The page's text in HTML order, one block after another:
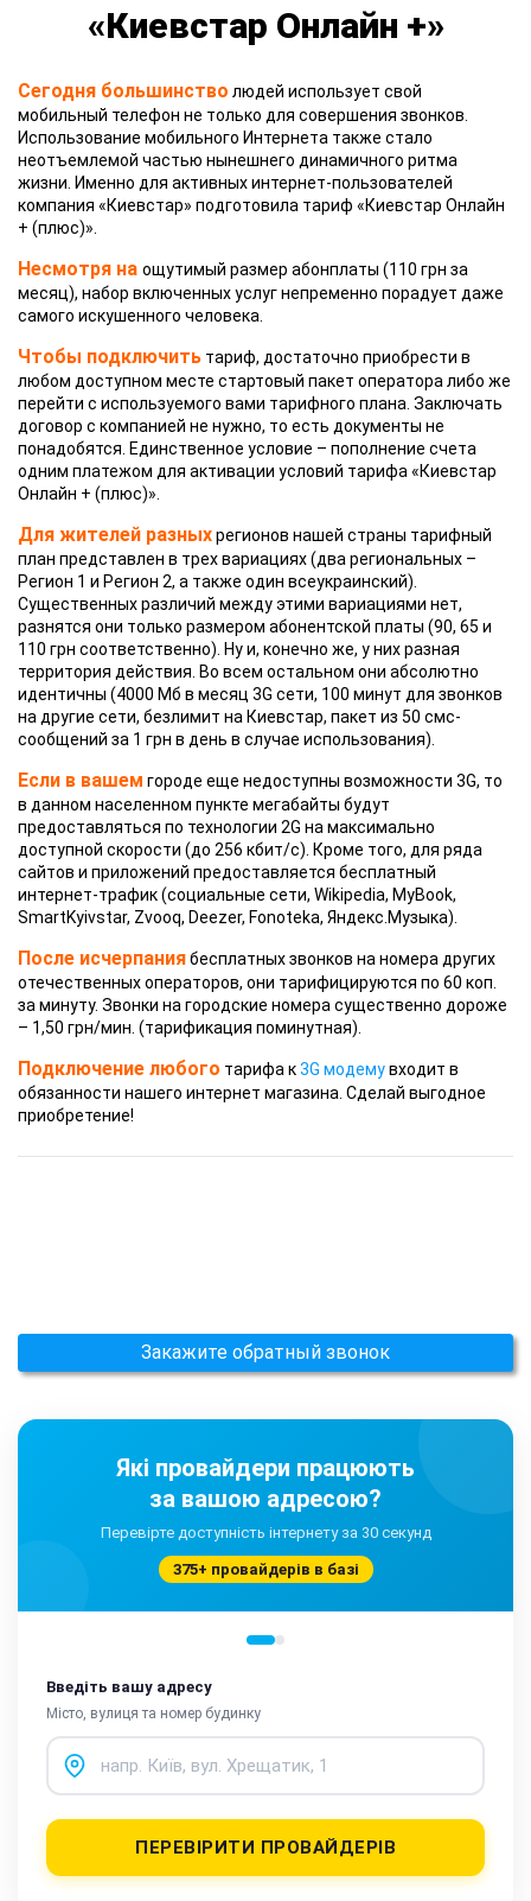
«Киевстар Онлайн +»
Сегодня большинство людей использует свой
мобильный телефон не только для совершения звонков.
Использование мобильного Интернета также стало
неотъемлемой частью нынешнего динамичного ритма
жизни. Именно для активных интернет-пользователей
компания «Киевстар» подготовила тариф «Киевстар Онлайн
+ (плюс)».
Несмотря на ощутимый размер абонплаты (110 грн за
месяц), набор включенных услуг непременно порадует даже
самого искушенного человека.
Чтобы подключить тариф, достаточно приобрести в
любом доступном месте стартовый пакет оператора либо же
перейти с используемого вами тарифного плана. Заключать
договор с компанией не нужно, то есть документы не
понадобятся. Единственное условие – пополнение счета
одним платежом для активации условий тарифа «Киевстар
Онлайн + (плюс)».
Для жителей разныхрегионов нашей страны тарифный
план представлен в трех вариациях (два региональных –
Регион 1 и Регион 2, а также один всеукраинский).
Существенных различий между этими вариациями нет,
разнятся они только размером абонентской платы (90, 65 и
110 грн соответственно). Ну и, конечно же, у них разная
территория действия. Во всем остальном они абсолютно
идентичны (4000 Мб в месяц 3G сети, 100 минут для звонков
на другие сети, безлимит на Киевстар, пакет из 50 смс-
сообщений за 1 грн в день в случае использования).
Если в вашем городе еще недоступны возможности 3G, то
в данном населенном пункте мегабайты будут
предоставляться по технологии 2G на максимально
доступной скорости (до 256 кбит/с). Кроме того, для ряда
сайтов и приложений предоставляется бесплатный
интернет-трафик (социальные сети, Wikipedia, MyBook,
SmartKyivstar, Zvooq, Deezer, Fonoteka, Яндекс.Музыка).
После исчерпаниябесплатных звонков на номера других
отечественных операторов, они тарифицируются по 60 коп.
за минуту. Звонки на городские номера существенно дороже
– 1,50 грн/мин. (тарификация поминутная).
Подключение любого тарифа к3G модемувходит в
обязанности нашего интернет магазина. Сделай выгодное
приобретение!
Закажите обратный звонок
Які провайдери працюють
за вашою адресою?
Перевірте доступність інтернету за 30 секунд
375+ провайдерів в базі
Введіть вашу адресу
Місто, вулиця та номер будинку
ПЕРЕВІРИТИ ПРОВАЙДЕРІВ